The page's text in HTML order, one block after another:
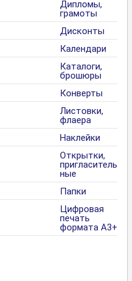
Дипломы,
грамоты
Дисконты
Календари
Каталоги,
брошюры
Конверты
Листовки,
флаера
Наклейки
Открытки,
пригласитель
ные
Папки
Цифровая
печать
формата А3+